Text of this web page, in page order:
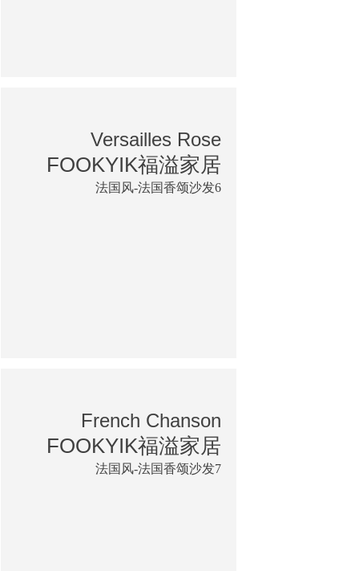
Versailles Rose
FOOKYIK福溢家居
法国风-法国香颂沙发6
French Chanson
FOOKYIK福溢家居
法国风-法国香颂沙发7